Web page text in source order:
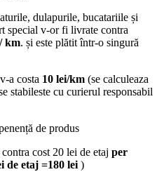
dulapurile, bucatariile și
special v-or fi livrate contra
km. și este plătit într-o singură
a costa 10 lei/km (se calculeaza
stabileste cu curierul responsabil
de produs
contra cost 20 lei de etaj per
de etaj =180 lei )